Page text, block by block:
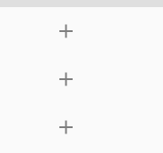
・森鴎外は、十五歳の
羊」のリーダー・中原
の生存者に聞き込み